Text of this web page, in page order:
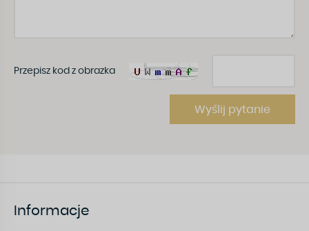
Przepisz kod z obrazka
Wyślij pytanie
Informacje